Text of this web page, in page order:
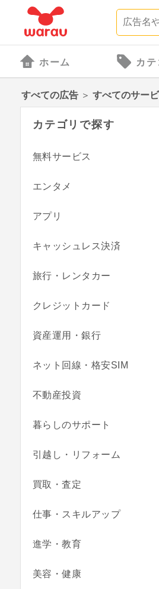
ホーム カテ
すべての広告 ＞ すべてのサー
カテゴリで探す
無料サービス
エンタメ
アプリ
キャッシュレス決済
旅行・レンタカー
クレジットカード
資産運用・銀行
ネット回線・格安SIM
不動産投資
暮らしのサポート
引越し・リフォーム
買取・査定
仕事・スキルアップ
進学・教育
美容・健康